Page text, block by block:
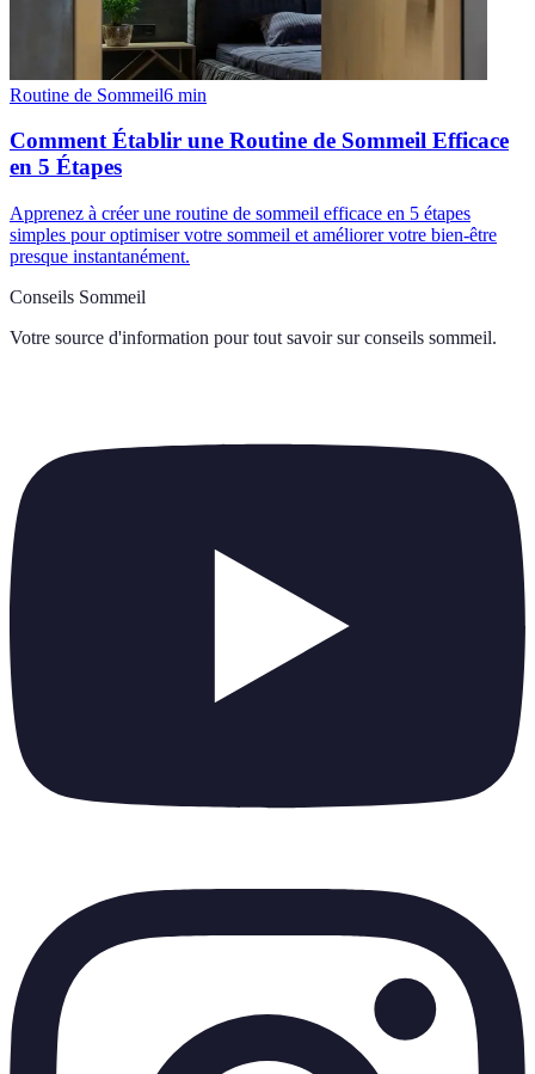
Routine de Sommeil6 min
Comment Établir une Routine de Sommeil Efficace
en 5 Étapes
Apprenez à créer une routine de sommeil efficace en 5 étapes
simples pour optimiser votre sommeil et améliorer votre bien-être
presque instantanément.
Conseils Sommeil
Votre source d'information pour tout savoir sur conseils sommeil.